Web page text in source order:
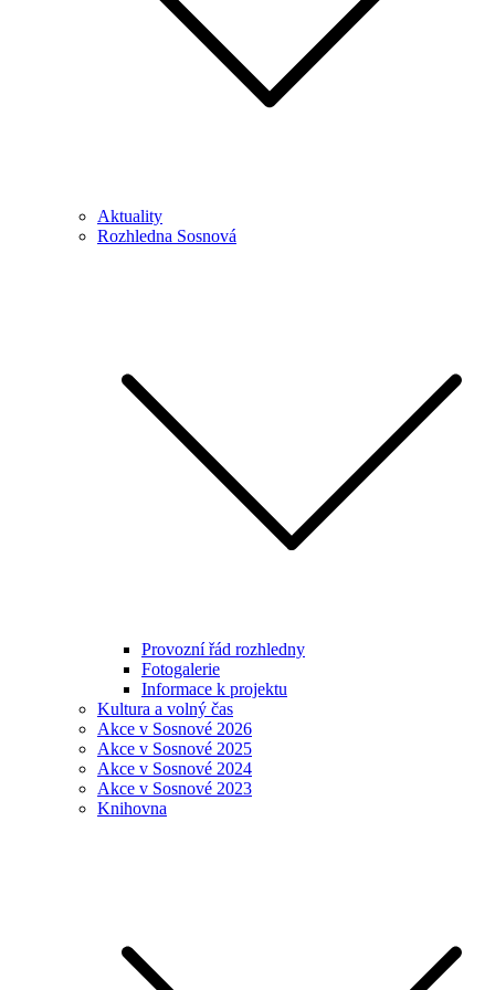
Aktuality
Rozhledna Sosnová
Provozní řád rozhledny
Fotogalerie
Informace k projektu
Kultura a volný čas
Akce v Sosnové 2026
Akce v Sosnové 2025
Akce v Sosnové 2024
Akce v Sosnové 2023
Knihovna